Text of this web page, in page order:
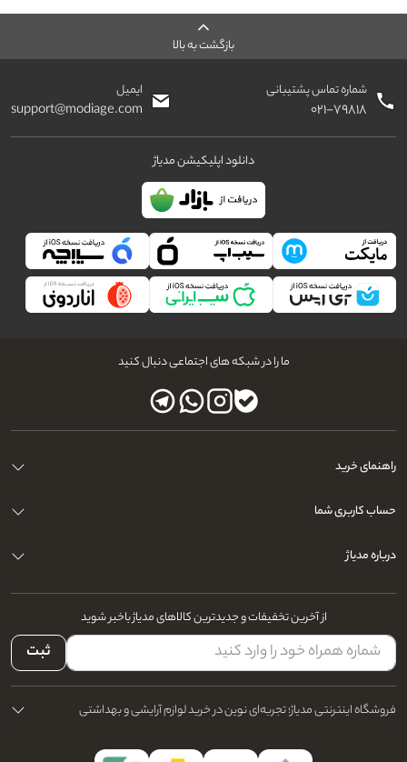
بازگشت به بالا
شماره تماس پشتیبانی
۰۲۱-۷۹۸۱۸
ایمیل
support@modiage.com
دانلود اپلیکیشن مدیاژ
ما را در شبکه های اجتماعی دنبال کنید
راهنمای خرید
حساب کاربری شما
درباره مدیاژ
از آخرین تخفیفات و جدیدترین کالاهای مدیاژ باخبر شوید
ثبت
فروشگاه اینترنتی مدیاژ؛ تجربه‌ای نوین در خرید لوازم آرایشی و بهداشتی